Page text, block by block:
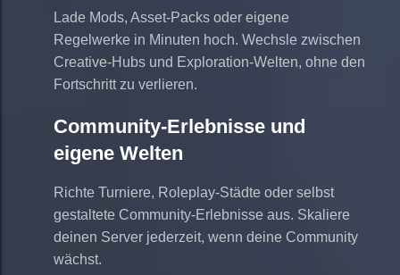
Lade Mods, Asset-Packs oder eigene
Regelwerke in Minuten hoch. Wechsle zwischen
Creative-Hubs und Exploration-Welten, ohne den
Fortschritt zu verlieren.
Community-Erlebnisse und
eigene Welten
Richte Turniere, Roleplay-Städte oder selbst
gestaltete Community-Erlebnisse aus. Skaliere
deinen Server jederzeit, wenn deine Community
wächst.